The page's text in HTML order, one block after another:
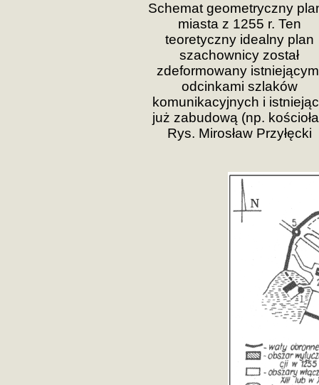
Schemat geometryczny
miasta z 1255 r. Ten
teoretyczny idealny plan
szachownicy został
zdeformowany
odcinkami szlaków
komunikacyjnych i
już zabudową (np.
Rys. Mirosław Przyłęcki